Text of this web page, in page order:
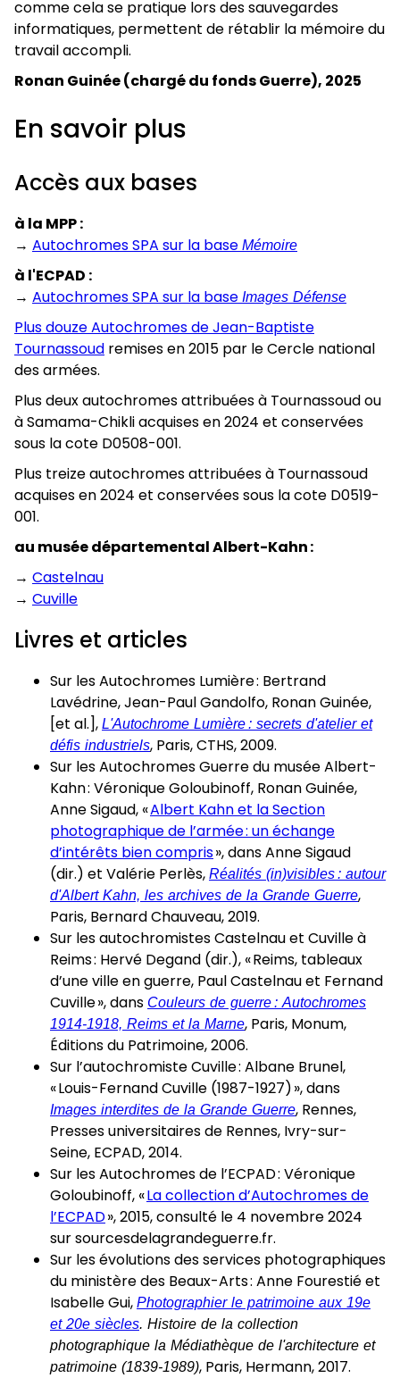
comme cela se pratique lors des sauvegardes
informatiques, permettent de rétablir la mémoire du
travail accompli.
Ronan Guinée (chargé du fonds Guerre), 2025
En savoir plus
Accès aux bases
à la MPP :
→ Autochromes SPA sur la baseMémoire
à l'ECPAD :
→ Autochromes SPA sur la baseImages Défense
Plus douze Autochromes de Jean-Baptiste
Tournassoud remises en 2015 par le Cercle national
des armées.
Plus deux autochromes attribuées à Tournassoud ou
à Samama-Chikli acquises en 2024 et conservées
sous la cote D0508-001.
Plus treize autochromes attribuées à Tournassoud
acquises en 2024 et conservées sous la cote D0519-
001.
au musée départemental Albert-Kahn :
→ Castelnau
→ Cuville
Livres et articles
Sur les Autochromes Lumière : Bertrand
Lavédrine, Jean-Paul Gandolfo, Ronan Guinée,
[et al.],L'Autochrome Lumière : secrets d'atelier et
défis industriels, Paris, CTHS, 2009.
Sur les Autochromes Guerre du musée Albert-
Kahn : Véronique Goloubinoff, Ronan Guinée,
Anne Sigaud, «Albert Kahn et la Section
photographique de l’armée : un échange
d’intérêts bien compris», dans Anne Sigaud
(dir.) et Valérie Perlès,Réalités (in)visibles : autour
d'Albert Kahn, les archives de la Grande Guerre,
Paris, Bernard Chauveau, 2019.
Sur les autochromistes Castelnau et Cuville à
Reims : Hervé Degand (dir.), « Reims, tableaux
d’une ville en guerre, Paul Castelnau et Fernand
Cuville », dans Couleurs de guerre : Autochromes
1914-1918, Reims et la Marne, Paris, Monum,
Éditions du Patrimoine, 2006.
Sur l’autochromiste Cuville : Albane Brunel,
« Louis-Fernand Cuville (1987-1927) », dans
Images interdites de la Grande Guerre, Rennes,
Presses universitaires de Rennes, Ivry-sur-
Seine, ECPAD, 2014.
Sur les Autochromes de l’ECPAD : Véronique
Goloubinoff, «La collection d’Autochromes de
l’ECPAD», 2015, consulté le 4 novembre 2024
sur sourcesdelagrandeguerre.fr.
Sur les évolutions des services photographiques
du ministère des Beaux-Arts : Anne Fourestié et
Isabelle Gui,Photographier le patrimoine aux 19e
et 20e siècles. Histoire de la collection
photographique la Médiathèque de l'architecture et
patrimoine (1839-1989), Paris, Hermann, 2017.